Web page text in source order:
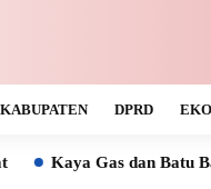
DPRD
Batu Bara Malah Ikut